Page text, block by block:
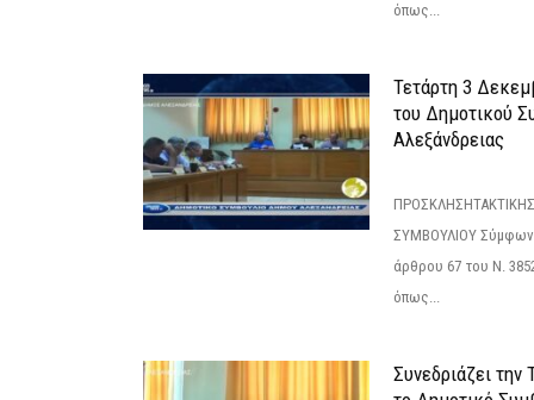
όπως...
Τετάρτη 3
του Δημοτικού
Αλεξάνδρειας
ΣΥΜΒΟΥΛΙΟΥ
άρθρου 67 του Ν.
όπως...
Συνεδριάζει